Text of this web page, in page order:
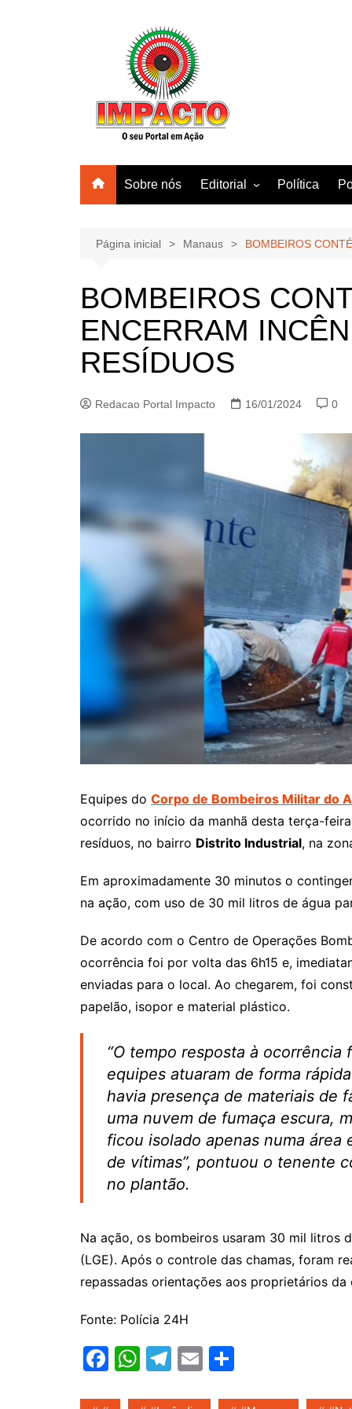
Sobre nós Editorial
Manaus
Mundo
Política
Página inicial Manaus BOMBEIROS
BOMBEIROS
ENCERRAM
RESÍDUOS
Redacao Portal Impacto 16/01/2024 0
Equipes do Corpo de Bombeiros Militar do
ocorrido no início da manhã desta terça-
resíduos, no bairro Distrito Industrial, na
Em aproximadamente 30 minutos o
na ação, com uso de 30 mil litros de água
De acordo com o Centro de Operações
ocorrência foi por volta das 6h15 e,
enviadas para o local. Ao chegarem, foi
papelão, isopor e material plástico.
“O tempo resposta à
equipes atuaram de forma
havia presença de materiais de
uma nuvem de fumaça escura,
ficou isolado apenas numa
de vítimas”, pontuou o tenente
no plantão.
Na ação, os bombeiros usaram 30 mil litros
(LGE). Após o controle das chamas, foram
repassadas orientações aos proprietários da
Fonte: Polícia 24H
F
W T
E